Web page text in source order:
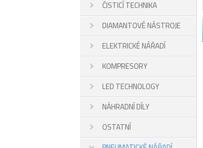
ČISTICÍ TECHNIKA
DIAMANTOVÉ NÁSTROJE
ELEKTRICKÉ NÁŘADÍ
KOMPRESORY
LED TECHNOLOGY
NÁHRADNÍ DÍLY
OSTATNÍ